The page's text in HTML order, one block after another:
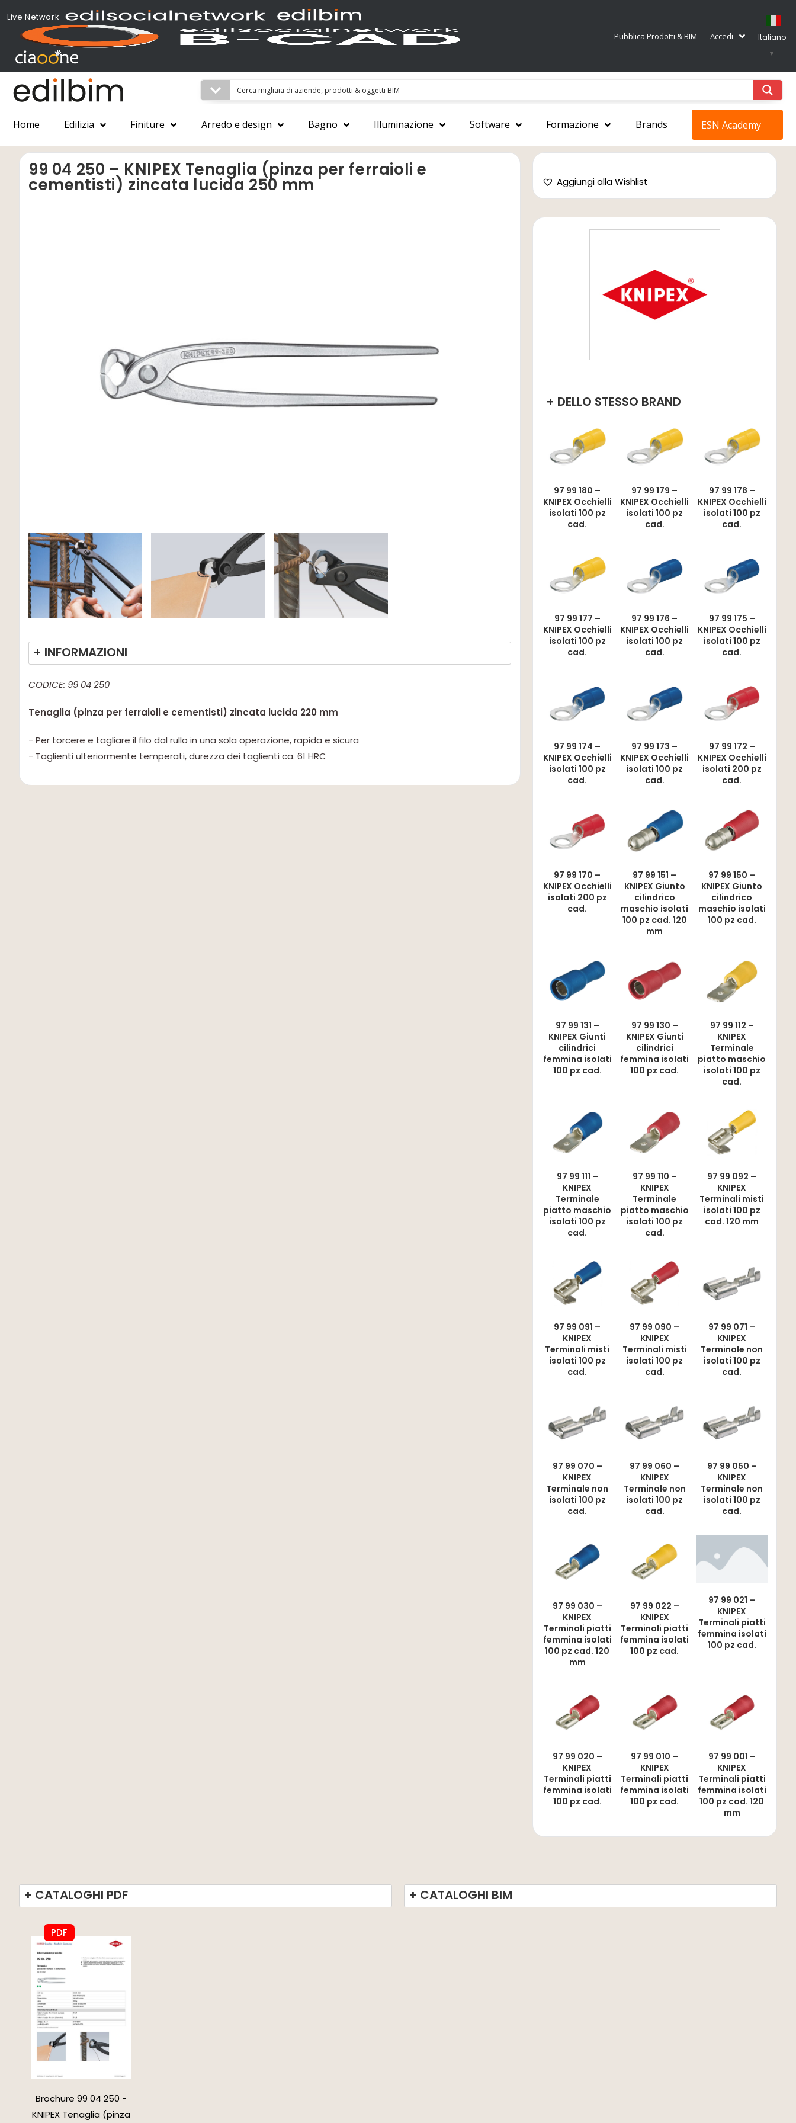
Live Network
Pubblica Prodotti & BIM Accedi
Italiano
▼
Home Edilizia Finiture Arredo e design Bagno Illuminazione Software Formazione Brands ESN Academy
99 04 250 – KNIPEX Tenaglia (pinza per ferraioli e
cementisti) zincata lucida 250 mm
+ INFORMAZIONI
CODICE: 99 04 250
Tenaglia (pinza per ferraioli e cementisti) zincata lucida 220 mm
- Per torcere e tagliare il filo dal rullo in una sola operazione, rapida e sicura
- Taglienti ulteriormente temperati, durezza dei taglienti ca. 61 HRC
Aggiungi alla Wishlist
+ DELLO STESSO BRAND
97 99 180 –
KNIPEX Occhielli
isolati 100 pz
cad.
97 99 179 –
KNIPEX Occhielli
isolati 100 pz
cad.
97 99 178 –
KNIPEX Occhielli
isolati 100 pz
cad.
97 99 177 –
KNIPEX Occhielli
isolati 100 pz
cad.
97 99 176 –
KNIPEX Occhielli
isolati 100 pz
cad.
97 99 175 –
KNIPEX Occhielli
isolati 100 pz
cad.
97 99 174 –
KNIPEX Occhielli
isolati 100 pz
cad.
97 99 173 –
KNIPEX Occhielli
isolati 100 pz
cad.
97 99 172 –
KNIPEX Occhielli
isolati 200 pz
cad.
97 99 170 –
KNIPEX Occhielli
isolati 200 pz
cad.
97 99 151 –
KNIPEX Giunto
cilindrico
maschio isolati
100 pz cad. 120
mm
97 99 150 –
KNIPEX Giunto
cilindrico
maschio isolati
100 pz cad.
97 99 131 –
KNIPEX Giunti
cilindrici
femmina isolati
100 pz cad.
97 99 130 –
KNIPEX Giunti
cilindrici
femmina isolati
100 pz cad.
97 99 112 –
KNIPEX
Terminale
piatto maschio
isolati 100 pz
cad.
97 99 111 –
KNIPEX
Terminale
piatto maschio
isolati 100 pz
cad.
97 99 110 –
KNIPEX
Terminale
piatto maschio
isolati 100 pz
cad.
97 99 092 –
KNIPEX
Terminali misti
isolati 100 pz
cad. 120 mm
97 99 091 –
KNIPEX
Terminali misti
isolati 100 pz
cad.
97 99 090 –
KNIPEX
Terminali misti
isolati 100 pz
cad.
97 99 071 –
KNIPEX
Terminale non
isolati 100 pz
cad.
97 99 070 –
KNIPEX
Terminale non
isolati 100 pz
cad.
97 99 060 –
KNIPEX
Terminale non
isolati 100 pz
cad.
97 99 050 –
KNIPEX
Terminale non
isolati 100 pz
cad.
97 99 030 –
KNIPEX
Terminali piatti
femmina isolati
100 pz cad. 120
mm
97 99 022 –
KNIPEX
Terminali piatti
femmina isolati
100 pz cad.
97 99 021 –
KNIPEX
Terminali piatti
femmina isolati
100 pz cad.
97 99 020 –
KNIPEX
Terminali piatti
femmina isolati
100 pz cad.
97 99 010 –
KNIPEX
Terminali piatti
femmina isolati
100 pz cad.
97 99 001 –
KNIPEX
Terminali piatti
femmina isolati
100 pz cad. 120
mm
+ CATALOGHI PDF
PDF
Brochure 99 04 250 -
KNIPEX Tenaglia (pinza
+ CATALOGHI BIM